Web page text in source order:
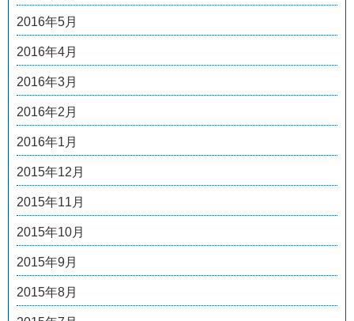
2016年5月
2016年4月
2016年3月
2016年2月
2016年1月
2015年12月
2015年11月
2015年10月
2015年9月
2015年8月